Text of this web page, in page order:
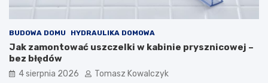
BUDOWA DOMU HYDRAULIKA DOMOWA
Jak zamontować uszczelki w kabinie prysznicowej –
bez błędów
4 sierpnia 2026 Tomasz Kowalczyk